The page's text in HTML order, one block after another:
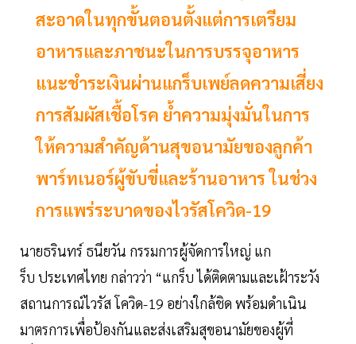
สะอาดในทุกขั้นตอนตั้งแต่การเตรียม
อาหารและภาชนะในการบรรจุอาหาร
แนะชำระเงินผ่านแกร็บเพย์ลดความเสี่ยง
การสัมผัสเชื้อโรค ย้ำความมุ่งมั่นในการ
ให้ความสำคัญด้านสุขอนามัยของลูกค้า
พาร์ทเนอร์ผู้ขับขี่และร้านอาหาร ในช่วง
การแพร่ระบาดของไวรัสโควิด-19
นายธรินทร์ ธนียวัน กรรมการผู้จัดการใหญ่ แก
ร็บ ประเทศไทย กล่าวว่า “แกร็บ ได้ติดตามและเฝ้าระวัง
สถานการณ์ไวรัส โควิด-19 อย่างใกล้ชิด พร้อมดำเนิน
มาตรการเพื่อป้องกันและส่งเสริมสุขอนามัยของผู้ที่